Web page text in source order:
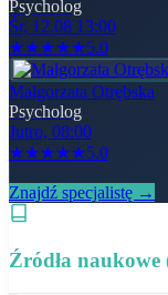
Psycholog
Śr, 12.08 13:00
★★★★★5.0
Małgorzata Otrębska
Psycholog
Jutro, 08:00
★★★★★5.0
Znajdź specjalistę →
Źródła naukowe